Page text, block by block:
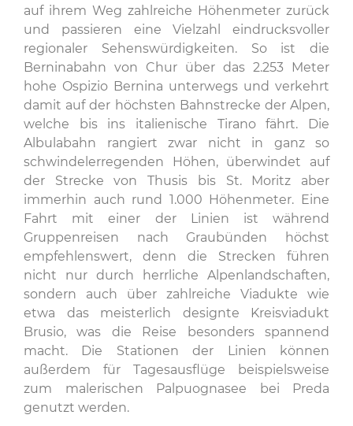
auf ihrem Weg zahlreiche Höhenmeter zurück
und passieren eine Vielzahl eindrucksvoller
regionaler Sehenswürdigkeiten. So ist die
Berninabahn von Chur über das 2.253 Meter
hohe Ospizio Bernina unterwegs und verkehrt
damit auf der höchsten Bahnstrecke der Alpen,
welche bis ins italienische Tirano fährt. Die
Albulabahn rangiert zwar nicht in ganz so
schwindelerregenden Höhen, überwindet auf
der Strecke von Thusis bis St. Moritz aber
immerhin auch rund 1.000 Höhenmeter. Eine
Fahrt mit einer der Linien ist während
Gruppenreisen nach Graubünden höchst
empfehlenswert, denn die Strecken führen
nicht nur durch herrliche Alpenlandschaften,
sondern auch über zahlreiche Viadukte wie
etwa das meisterlich designte Kreisviadukt
Brusio, was die Reise besonders spannend
macht. Die Stationen der Linien können
außerdem für Tagesausflüge beispielsweise
zum malerischen Palpuognasee bei Preda
genutzt werden.